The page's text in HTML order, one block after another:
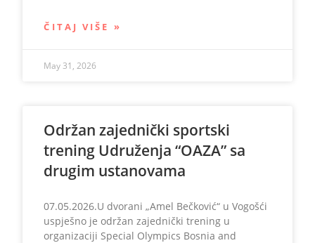
ČITAJ VIŠE »
May 31, 2026
Održan zajednički sportski
trening Udruženja “OAZA” sa
drugim ustanovama
07.05.2026.U dvorani „Amel Bečković“ u Vogošći
uspješno je održan zajednički trening u
organizaciji Special Olympics Bosnia and